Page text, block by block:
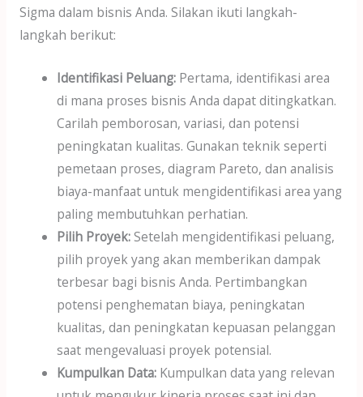
Sigma dalam bisnis Anda. Silakan ikuti langkah-
langkah berikut:
Identifikasi Peluang: Pertama, identifikasi area
di mana proses bisnis Anda dapat ditingkatkan.
Carilah pemborosan, variasi, dan potensi
peningkatan kualitas. Gunakan teknik seperti
pemetaan proses, diagram Pareto, dan analisis
biaya-manfaat untuk mengidentifikasi area yang
paling membutuhkan perhatian.
Pilih Proyek: Setelah mengidentifikasi peluang,
pilih proyek yang akan memberikan dampak
terbesar bagi bisnis Anda. Pertimbangkan
potensi penghematan biaya, peningkatan
kualitas, dan peningkatan kepuasan pelanggan
saat mengevaluasi proyek potensial.
Kumpulkan Data: Kumpulkan data yang relevan